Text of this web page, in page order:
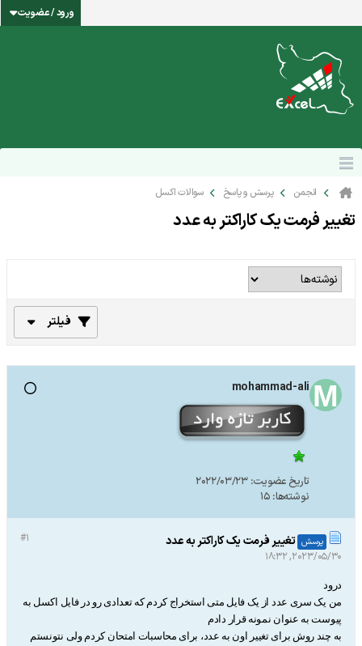
ورود / عضویت
انجمن پرسش و پاسخ سوالات اکسل
تغییر فرمت یک کاراکتر به عدد
فیلتر
mohammad-ali
تاریخ عضویت: 2022/03/23
نوشته‌ها: 15
#1 پرسش تغییر فرمت یک کاراکتر به عدد
2023/05/30, 18:32
درود
من یک سری عدد از یک فایل متی استخراج کردم که تعدادی رو در فایل اکسل به
پیوست به عنوان نمونه قرار دادم
به چند روش برای تغییر اون به عدد، برای محاسبات امتحان کردم ولی نتونستم